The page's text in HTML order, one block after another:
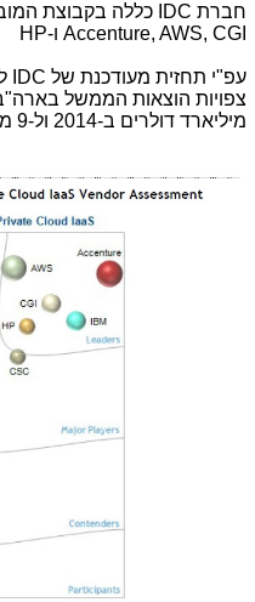
חברת IDC כללה בקבוצת
Accenture, AWS, CGI ו-HP
עפ"י תחזית מעודכנת של IDC
מיליארד דולרים ב-2014 ול-9 מיליארד דולרים ב-2018.